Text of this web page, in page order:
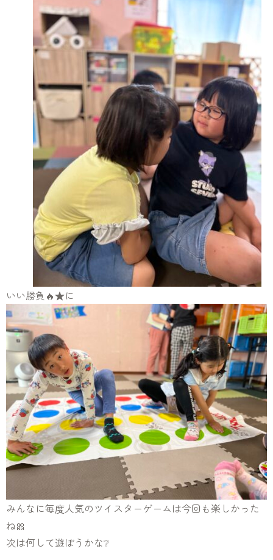
いい勝負🔥★に
みんなに毎度人気のツイスターゲームは今回も楽しかった
ね🎀
次は何して遊ぼうかな❔